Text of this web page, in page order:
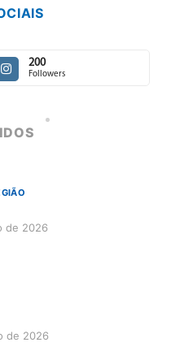
200
Followers
de 2026
de 2026